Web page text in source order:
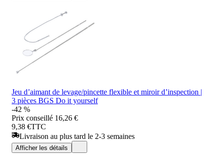
Jeu d’aimant de levage/pincette flexible et miroir d’inspection |
3 pièces BGS Do it yourself
-42 %
Prix conseillé 16,26 €
9,38 €TTC
Livraison au plus tard le 2-3 semaines
Afficher les détails